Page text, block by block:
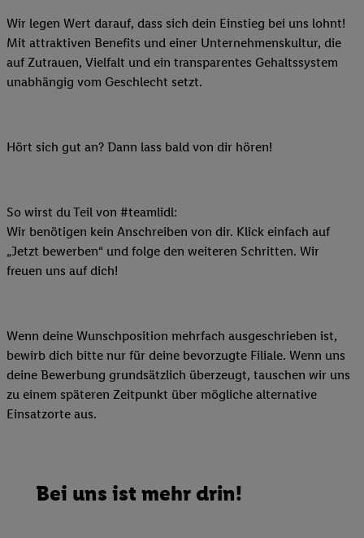
Wir legen Wert darauf, dass sich dein Einstieg bei uns lohnt!
Mit attraktiven Benefits und einer Unternehmenskultur, die
auf Zutrauen, Vielfalt und ein transparentes Gehaltssystem
unabhängig vom Geschlecht setzt.
Hört sich gut an? Dann lass bald von dir hören!
So wirst du Teil von #teamlidl:
Wir benötigen kein Anschreiben von dir. Klick einfach auf
„Jetzt bewerben“ und folge den weiteren Schritten. Wir
freuen uns auf dich!
Wenn deine Wunschposition mehrfach ausgeschrieben ist,
bewirb dich bitte nur für deine bevorzugte Filiale. Wenn uns
deine Bewerbung grundsätzlich überzeugt, tauschen wir uns
zu einem späteren Zeitpunkt über mögliche alternative
Einsatzorte aus.
Bei uns ist mehr drin!